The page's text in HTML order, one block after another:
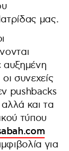
μας.
αυξημένη
συνεχείς
pushbacks
και τα
τύπου
για